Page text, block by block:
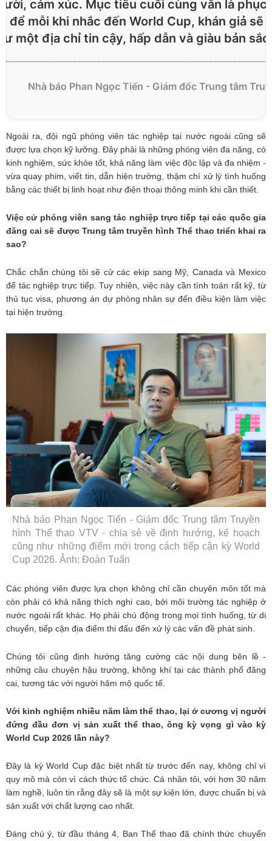
cảm xúc. Mục tiêu cuối cùng vẫn là phục
để mỗi khi nhắc đến World Cup, khán giả sẽ
một địa chỉ tin cậy, hấp dẫn và giàu bản
Nhà báo Phan Ngọc Tiến - Giám đốc Trung tâm
Ngoài ra, đội ngũ phóng viên tác nghiệp tại nước ngoài cũng sẽ
được lựa chọn kỹ lưỡng. Đây phải là những phóng viên đa năng, có
kinh nghiệm, sức khỏe tốt, khả năng làm việc độc lập và đa nhiệm -
vừa quay phim, viết tin, dẫn hiện trường, thậm chí xử lý tình huống
bằng các thiết bị linh hoạt như điện thoại thông minh khi cần thiết.
Việc cử phóng viên sang tác nghiệp trực tiếp tại các quốc gia
đăng cai sẽ được Trung tâm truyền hình Thể thao triển khai ra
sao?
Chắc chắn chúng tôi sẽ cử các ekip sang Mỹ, Canada và Mexico
để tác nghiệp trực tiếp. Tuy nhiên, việc này cần tính toán rất kỹ, từ
thủ tục visa, phương án dự phòng nhân sự đến điều kiện làm việc
tại hiện trường.
Nhà báo Phan Ngọc Tiến - Giám đốc Trung tâm Truyền
hình Thể thao VTV - chia sẻ về định hướng, kế hoạch
cũng như những điểm mới trong cách tiếp cận kỳ World
Cup 2026. Ảnh: Đoàn Tuấn
Các phóng viên được lựa chọn không chỉ cần chuyên môn tốt mà
còn phải có khả năng thích nghi cao, bởi môi trường tác nghiệp ở
nước ngoài rất khác. Họ phải chủ động trong mọi tình huống, từ di
chuyển, tiếp cận địa điểm thi đấu đến xử lý các vấn đề phát sinh.
Chúng tôi cũng định hướng tăng cường các nội dung bên lề -
những câu chuyện hậu trường, không khí tại các thành phố đăng
cai, tương tác với người hâm mộ quốc tế.
Với kinh nghiệm nhiều năm làm thể thao, lại ở cương vị người
đứng đầu đơn vị sản xuất thể thao, ông kỳ vọng gì vào kỳ
World Cup 2026 lần này?
Đây là kỳ World Cup đặc biệt nhất từ trước đến nay, không chỉ vì
quy mô mà còn vì cách thức tổ chức. Cá nhân tôi, với hơn 30 năm
làm nghề, luôn tin rằng đây sẽ là một sự kiện lớn, được chuẩn bị và
sản xuất với chất lượng cao nhất.
Đáng chú ý, từ đầu tháng 4, Ban Thể thao đã chính thức chuyển